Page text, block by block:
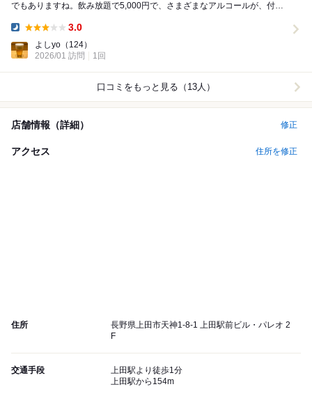
でもありますね。飲み放題で5,000円で、さまざまなアルコールが、付き
3.0
よしyo （124）
2026/01 訪問
1回
口コミをもっと見る（13人）
店舗情報（詳細） 修正
アクセス 住所を修正
住所
長野県上田市天神1-8-1 上田駅前ビル・パレオ 2
F
交通手段
上田駅より徒歩1分
上田駅から154m